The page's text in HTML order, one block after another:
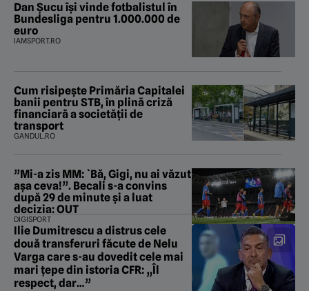
Dan Șucu își vinde fotbalistul în
Bundesliga pentru 1.000.000 de
euro
IAMSPORT.RO
Cum risipește Primăria Capitalei
banii pentru STB, în plină criză
financiară a societății de
transport
GANDUL.RO
”Mi-a zis MM: `Bă, Gigi, nu ai văzut
așa ceva!”. Becali s-a convins
după 29 de minute și a luat
decizia: OUT
DIGISPORT
Ilie Dumitrescu a distrus cele
două transferuri făcute de Nelu
Varga care s-au dovedit cele mai
mari țepe din istoria CFR: „Îl
respect, dar…”